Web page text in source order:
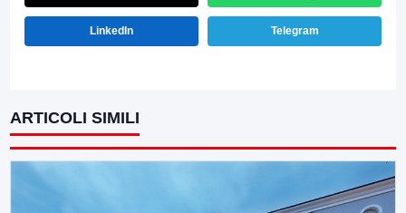
LinkedIn Telegram
ARTICOLI SIMILI